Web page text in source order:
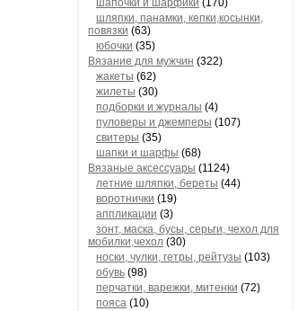
шапочки и шарфики (170)
шляпки, панамки, кепки,косынки,
повязки (63)
юбочки (35)
Вязание для мужчин (322)
жакеты (62)
жилеты (30)
подборки и журналы (4)
пуловеры и джемперы (107)
свитеры (35)
шапки и шарфы (68)
Вязаные аксессуары (1124)
летние шляпки, береты (44)
воротнички (19)
аппликации (3)
зонт, маска, бусы, серьги, чехол для
мобилки,чехол (30)
носки, чулки, гетры, рейтузы (103)
обувь (98)
перчатки, варежки, митенки (72)
пояса (10)